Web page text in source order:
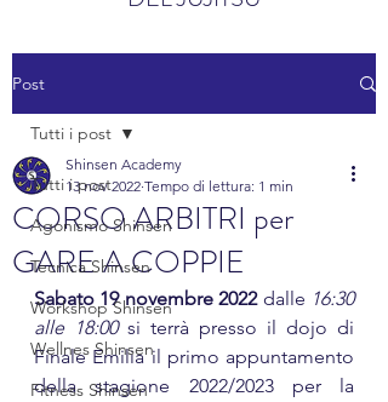
Post
Tutti i post
Agonismo Shinsen
Tecnica Shinsen
Workshop Shinsen
Wellnes Shinsen
Fitness Shinsen
Tutti i post
CORSO ARBITRI per
GARE A COPPIE
Shinsen Academy
13 nov 2022 Tempo di lettura: 1 min
Sabato 19 novembre 2022 dalle 16:30
alle 18:00 si terrà presso il dojo di
Finale Emilia il primo appuntamento
della stagione 2022/2023 per la